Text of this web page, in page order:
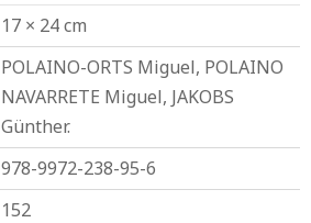
17 × 24 cm
POLAINO-ORTS Miguel, POLAINO
NAVARRETE Miguel, JAKOBS
Günther.
978-9972-238-95-6
152